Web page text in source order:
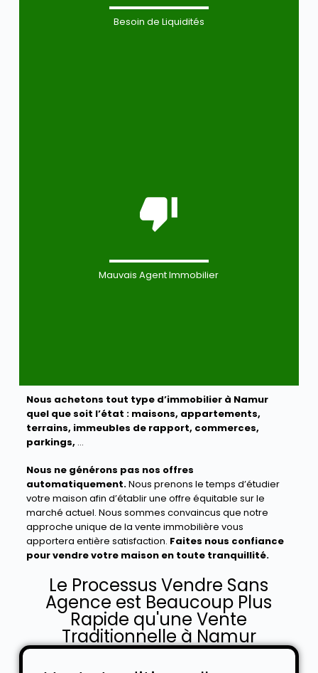
Besoin de Liquidités
Mauvais Agent Immobilier
Nous achetons tout type d’immobilier à Namur
quel que soit l’état : maisons, appartements,
terrains, immeubles de rapport, commerces,
parkings, …
Nous ne générons pas nos offres
automatiquement.Nous prenons le temps d’étudier
votre maison afin d’établir une offre équitable sur le
marché actuel. Nous sommes convaincus que notre
approche unique de la vente immobilière vous
apportera entière satisfaction. Faites nous confiance
pour vendre votre maison en toute tranquillité.
Le Processus Vendre Sans
Agence est Beaucoup Plus
Rapide qu'une Vente
Traditionnelle à Namur